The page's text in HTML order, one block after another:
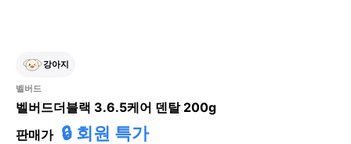
강아지
벨버드
벨버드더블랙 3.6.5케어 덴탈 200g
판매가 🔒 회원 특가